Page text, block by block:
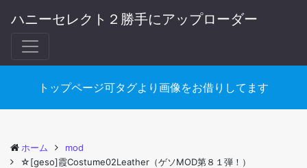
ハニーセレクト２勝手にアップローダー
トップページ可タグより画像をお借りしてます
ホーム
mod
☆[geso]霞Costume02Leather（ゲソMOD第８１弾！）